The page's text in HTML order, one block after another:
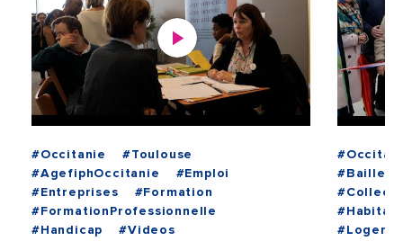
#Occitanie
#Toulouse
#AgefiphOccitanie
#Emploi
#Entreprises
#Formation
#FormationProfessionnelle
#Handicap
#Videos
#Bailleur
#Habitat